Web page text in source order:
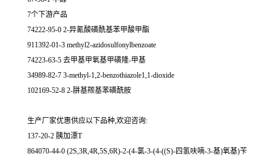
7个下游产品
74222-95-0 2-异氰酸磺酰基苯甲酸甲酯
911392-01-3 methyl2-azidosulfonylbenzoate
74223-63-5 去甲基甲氧基甲磺隆-甲基
34989-82-7 3-methyl-1,2-benzothiazole1,1-dioxide
102169-52-8 2-肼基羰基苯磺酰胺
生产厂家优惠供应以下品种,欢迎咨询:
137-20-2 胰加漂T
864070-44-0 (2S,3R,4R,5S,6R)-2-(4-氯-3-(4-((S)-四氢呋喃-3-基)氧基)苄